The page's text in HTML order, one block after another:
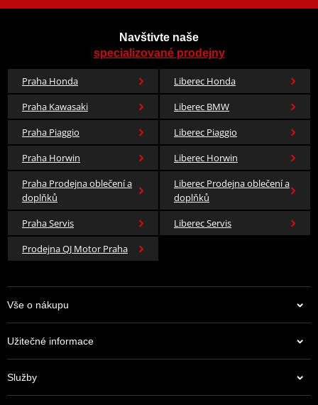
Navštivte naše
specializované prodejny
Praha Honda
Liberec Honda
Praha Kawasaki
Liberec BMW
Praha Piaggio
Liberec Piaggio
Praha Horwin
Liberec Horwin
Praha Prodejna oblečení a
doplňků
Liberec Prodejna oblečení a
doplňků
Praha Servis
Liberec Servis
Prodejna QJ Motor Praha
Vše o nákupu
Užitečné informace
Služby